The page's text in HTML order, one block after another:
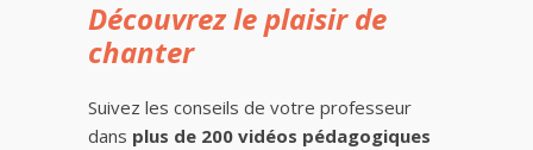
Découvrez le plaisir de
chanter
Suivez les conseils de votre professeur
dans plus de 200 vidéos pédagogiques